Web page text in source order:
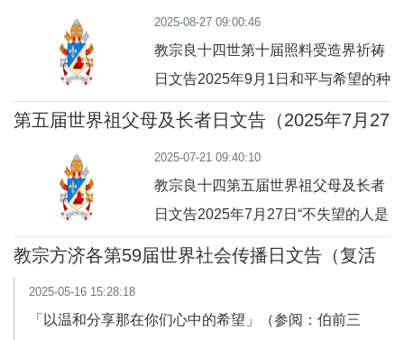
团体——我们的
宗特意选在“传教禧年与移民禧年”的
同一天庆祝──让我们有机会去反
思“希望、迁徙与传教使命”三者之间
的关联性。现今令人痛心的全球局
及极端气候
2025-08-27 09:00:46
教宗良十四世第十届照料受造界祈祷
日文告2025年9月1日和平与希望的种
子亲爱的弟兄姊妹们：今年照料受造
子”，这是由我们敬爱的教宗方济各所
选定的。值此祈祷日设立十周年之
际，亦适逢《愿祢受赞颂》通谕发表
十周年，我们正以“怀着希望的朝圣
年的主题显
第五届世界祖父母及长者日文告（2025年7月27
2025-07-21 09:40:10
教宗良十四第五届世界祖父母及长者
日文告2025年7月27日“不失望的人是
有福的。”（参阅：德十四 2）亲爱的
永远是喜乐的泉源。当这份希望经历
教宗方济各第59届世界社会传播日文告（复活
期第七主日）
2025-05-16 15:28:18
「以温和分享那在你们心中的希望」（参阅：伯前三